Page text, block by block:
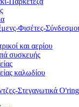
Φισέτες-
και αερίου
συσκευής
καλωδίου
Στεγανωτικά O'ring